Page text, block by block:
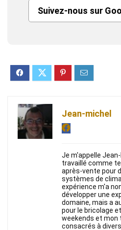
Suivez-nous sur
Jean-michel
Je m'appelle
travaillé comme
après-vente pour
systèmes de
expérience m'a
développer une
domaine, mais a
pour le bricolage
weekends et mon
consacrés à